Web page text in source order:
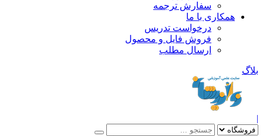
سفارش ترجمه
همکاری با ما
درخواست تدریس
فروش فایل و محصول
ارسال مطلب